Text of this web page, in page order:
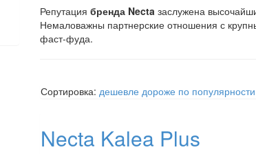
Репутация бренда Nectaзаслужена
Немаловажны партнерские отношения с
фаст-фуда.
Сортировка: дешевле дороже по популярности
Necta Kalea Plus